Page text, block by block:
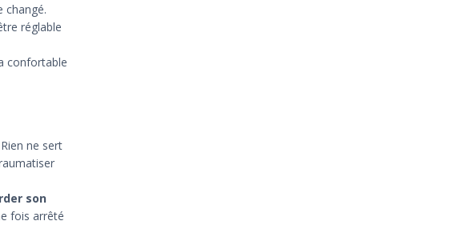
changé.
réglable
confortable
ne sert
son
fois arrêté